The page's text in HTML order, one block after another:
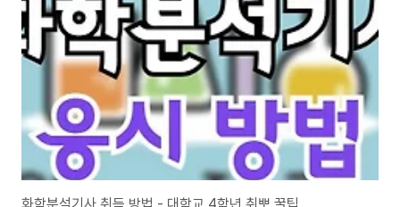
Chapter 1.분광기기 회절(diffraction) 현상 복사선의 평행한 빛살이 날카로
운 가로막기를 지나거나 좁은 슬릿을 통과할 때 구부러지게 되는 ..